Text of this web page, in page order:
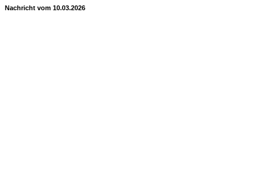
Nachricht vom 10.03.2026